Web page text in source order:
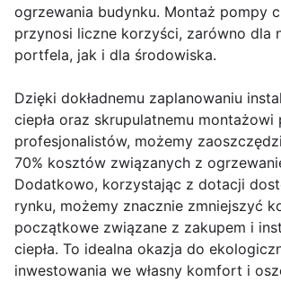
ogrzewania budynku. Montaż pompy
przynosi liczne korzyści, zarówno dla
portfela, jak i dla środowiska.
Dzięki dokładnemu zaplanowaniu
ciepła oraz skrupulatnemu montażowi
profesjonalistów, możemy
70% kosztów związanych z
Dodatkowo, korzystając z dotacji
rynku, możemy znacznie zmniejszyć
początkowe związane z zakupem i
ciepła. To idealna okazja do
inwestowania we własny komfort i